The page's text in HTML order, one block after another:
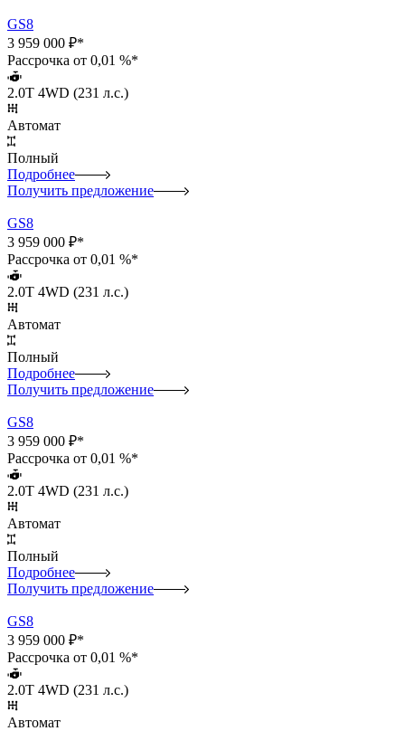
GS8
3 959 000 ₽*
Рассрочка от 0,01 %*
2.0T 4WD (231 л.с.)
Автомат
Полный
Подробнее
Получить предложение
GS8
3 959 000 ₽*
Рассрочка от 0,01 %*
2.0T 4WD (231 л.с.)
Автомат
Полный
Подробнее
Получить предложение
GS8
3 959 000 ₽*
Рассрочка от 0,01 %*
2.0T 4WD (231 л.с.)
Автомат
Полный
Подробнее
Получить предложение
GS8
3 959 000 ₽*
Рассрочка от 0,01 %*
2.0T 4WD (231 л.с.)
Автомат